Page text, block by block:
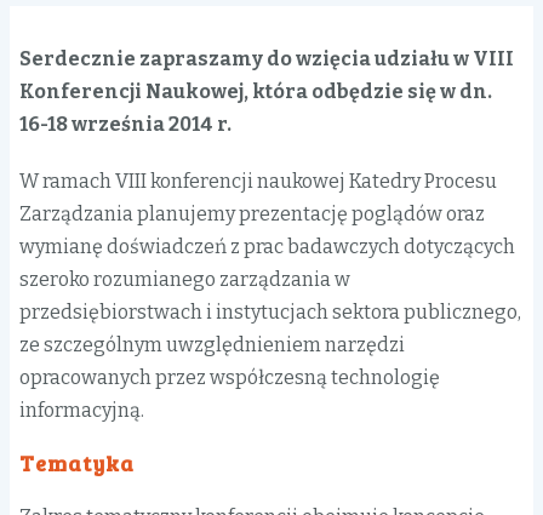
Serdecznie zapraszamy do wzięcia udziału w VIII
Konferencji Naukowej, która odbędzie się w dn.
16-18 września 2014 r.
W ramach VIII konferencji naukowej Katedry Procesu
Zarządzania planujemy prezentację poglądów oraz
wymianę doświadczeń z prac badawczych dotyczących
szeroko rozumianego zarządzania w
przedsiębiorstwach i instytucjach sektora publicznego,
ze szczególnym uwzględnieniem narzędzi
opracowanych przez współczesną technologię
informacyjną.
Tematyka